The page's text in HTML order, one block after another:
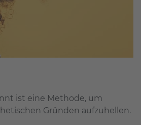
ist eine Methode, um
Gründen aufzuhellen.